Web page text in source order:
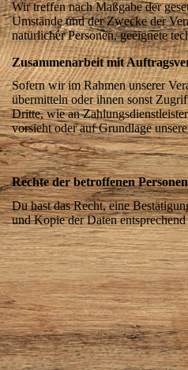
Wir treffen nach Maßgabe der
Umstände und der Zwecke der
natürlicher Personen, geeignete
Zusammenarbeit mit
Sofern wir im Rahmen unserer
übermitteln oder ihnen sonst
Dritte, wie an
vorsieht oder auf Grundlage
Rechte der betroffenen Personen
Du hast das Recht, eine
und Kopie der Daten entsprechend